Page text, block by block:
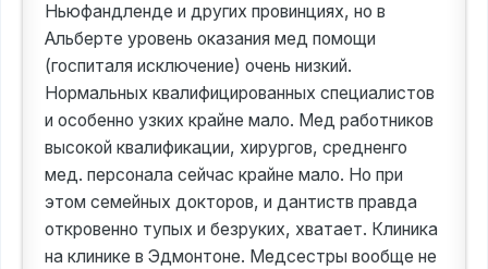
Ньюфандленде и других провинциях, но в
Альберте уровень оказания мед помощи
(госпиталя исключение) очень низкий.
Нормальных квалифицированных специалистов
и особенно узких крайне мало. Мед работников
высокой квалификации, хирургов, средненго
мед. персонала сейчас крайне мало. Но при
этом семейных докторов, и дантиств правда
откровенно тупых и безруких, хватает. Клиника
на клинике в Эдмонтоне. Медсестры вообще не